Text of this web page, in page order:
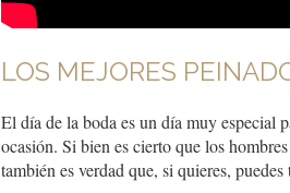
LOS MEJORES
El día de la boda es un día muy especial
ocasión. Si bien es cierto que los
también es verdad que, si quieres,